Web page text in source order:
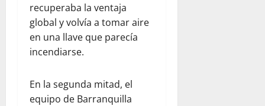
recuperaba la ventaja
global y volvía a tomar aire
en una llave que parecía
incendiarse.
En la segunda mitad, el
equipo de Barranquilla